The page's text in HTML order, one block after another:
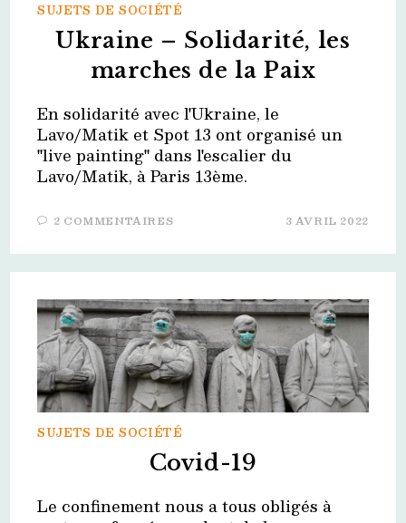
SUJETS DE SOCIÉTÉ
Ukraine – Solidarité, les
marches de la Paix
En solidarité avec l'Ukraine, le
Lavo/Matik et Spot 13 ont organisé un
"live painting" dans l'escalier du
Lavo/Matik, à Paris 13ème.
2 COMMENTAIRES 3 AVRIL 2022
SUJETS DE SOCIÉTÉ
Covid-19
Le confinement nous a tous obligés à